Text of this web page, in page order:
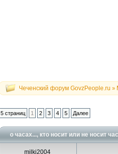
Чеченский форум GovzPeople.ru »
5 страниц 1 2 3 4 5 Далее
о часах..., кто носит или не носит
milki2004